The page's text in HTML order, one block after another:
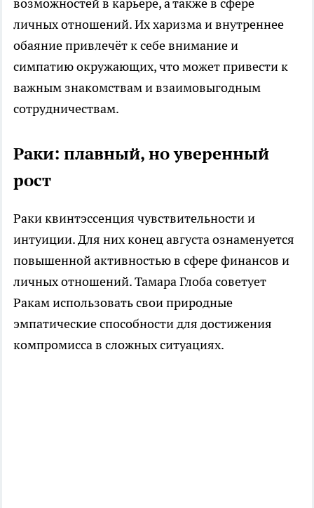
личных отношений. Их харизма и внутреннее
обаяние привлечёт к себе внимание и
симпатию окружающих, что может привести к
важным знакомствам и взаимовыгодным
сотрудничествам.
Раки: плавный, но уверенный
рост
Раки квинтэссенция чувствительности и
интуиции. Для них конец августа ознаменуется
повышенной активностью в сфере финансов и
личных отношений. Тамара Глоба советует
Ракам использовать свои природные
эмпатические способности для достижения
компромисса в сложных ситуациях.